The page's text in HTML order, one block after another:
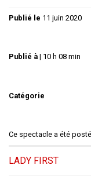
Publié le 11 juin 2020
Publié à | 10 h 08 min
Catégorie
Ce spectacle a été
LADY FIRST